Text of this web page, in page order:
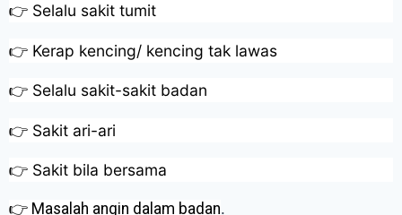
👉 Selalu sakit tumit
👉 Kerap kencing/ kencing tak lawas
👉 Selalu sakit-sakit badan
👉 Sakit ari-ari
👉 Sakit bila bersama
👉 Masalah angin dalam badan.